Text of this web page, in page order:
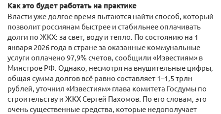
Как это будет работать на практике
Власти уже долгое время пытаются найти способ, который
позволит россиянам быстрее и стабильнее оплачивать
долги по ЖКХ: за свет, воду и тепло. По состоянию на 1
января 2026 года в стране за оказанные коммунальные
услуги оплачено 97,9% счетов, сообщили «Известиям» в
Минстрое РФ. Однако, несмотря на внушительные цифры,
общая сумма долгов всё равно составляет 1–1,5 трлн
рублей, уточнил «Известиям» глава комитета Госдумы по
строительству и ЖКХ Сергей Пахомов. По его словам, это
очень существенные средства, которые недополучает